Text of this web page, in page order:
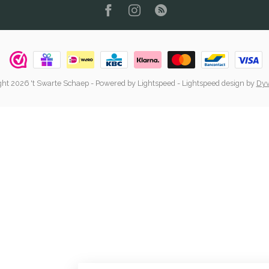
2026 't Swarte Schaep- Powered by Lightspeed - Lightspeed design by